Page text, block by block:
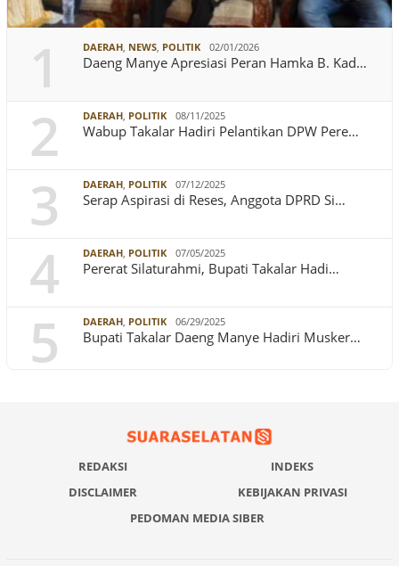
1 DAERAH, NEWS, POLITIK 02/01/2026
Daeng Manye Apresiasi Peran Hamka B. Kad…
2 DAERAH, POLITIK 08/11/2025
Wabup Takalar Hadiri Pelantikan DPW Pere…
3 DAERAH, POLITIK 07/12/2025
Serap Aspirasi di Reses, Anggota DPRD Si…
4 DAERAH, POLITIK 07/05/2025
Pererat Silaturahmi, Bupati Takalar Hadi…
5 DAERAH, POLITIK 06/29/2025
Bupati Takalar Daeng Manye Hadiri Musker…
REDAKSI
INDEKS
DISCLAIMER
KEBIJAKAN PRIVASI
PEDOMAN MEDIA SIBER